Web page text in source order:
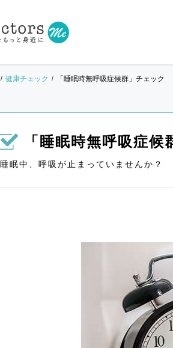
健康チェック 「睡眠時無呼吸症候群」チェック
「睡眠時無呼吸症候
睡眠中、呼吸が止まっていませんか？